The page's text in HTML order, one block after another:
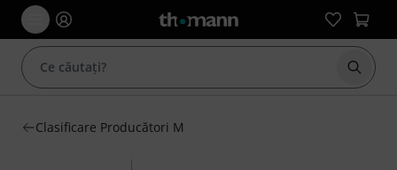
Clasificare Producători M